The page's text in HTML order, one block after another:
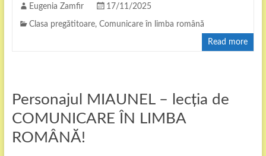
Eugenia Zamfir 17/11/2025
Clasa pregătitoare, Comunicare în limba română
Read more
Personajul MIAUNEL – lecția de
COMUNICARE ÎN LIMBA
ROMÂNĂ!